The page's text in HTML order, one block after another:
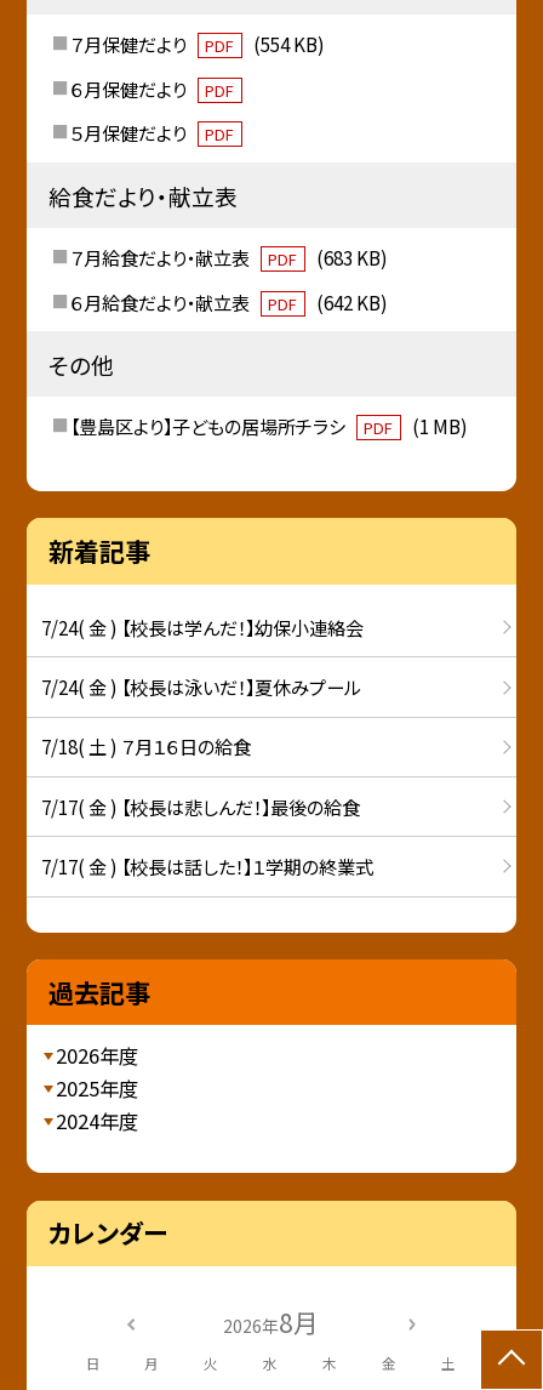
７月保健だより PDF
(554 KB)
６月保健だより
PDF
５月保健だより PDF
給食だより・献立表
７月給食だより・献立表 PDF
(683 KB)
６月給食だより・献立表
PDF (642 KB)
その他
【豊島区より】子どもの居場所チラシ PDF (1 MB)
新着記事
7/24( 金 ) 【校長は学んだ！】幼保小連絡会
7/24( 金 ) 【校長は泳いだ！】夏休みプール
7/18( 土 ) ７月１６日の給食
7/17( 金 ) 【校長は悲しんだ！】最後の給食
7/17( 金 ) 【校長は話した！】１学期の終業式
過去記事
2026年度
2025年度
2024年度
カレンダー
2026年8月
日 月 火 水 木 金 土